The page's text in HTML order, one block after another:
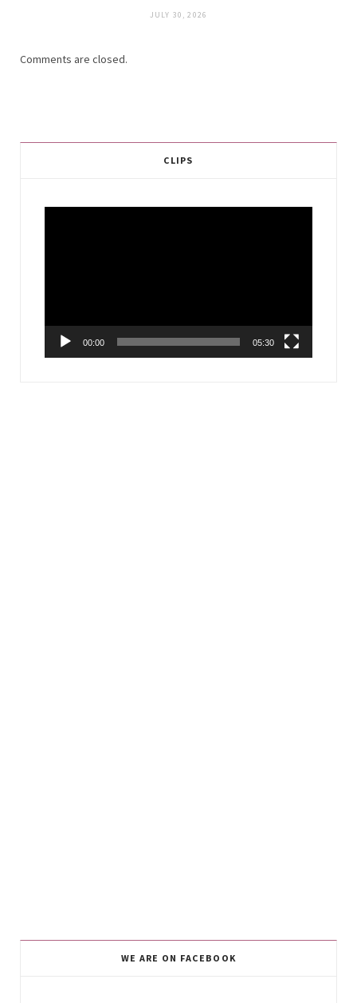
JULY 30, 2026
Comments are closed.
CLIPS
00:00 05:30
WE ARE ON FACEBOOK